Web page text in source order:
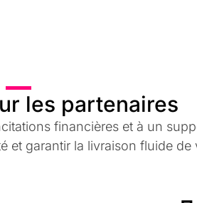
les partenaires
financières et à un
et garantir la livraison fluide de